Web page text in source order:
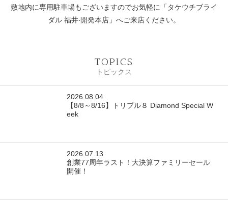
敷地内に専⽤駐⾞場もございますのでお気軽に「タケウチブライ
ダル 福井‧開発本店」へご来店ください。
TOPICS
トピックス
2026.08.04
【8/8～8/16】トリプル８ Diamond Special W
eek
2026.07.13
創業77周年ラスト！大決算ファミリーセール
開催！